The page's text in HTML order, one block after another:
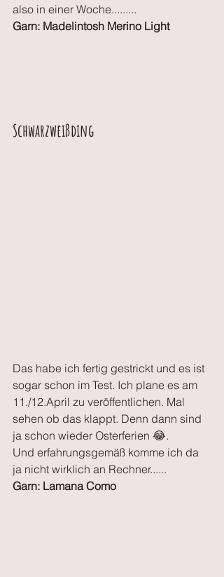
also in einer Woche.........
Garn: Madelintosh Merino Light
Schwarzweißding
Das habe ich fertig gestrickt und es ist
sogar schon im Test. Ich plane es am
11./12.April zu veröffentlichen. Mal
sehen ob das klappt. Denn dann sind
ja schon wieder Osterferien 😂.
Und erfahrungsgemäß komme ich da
ja nicht wirklich an Rechner......
Garn: Lamana Como